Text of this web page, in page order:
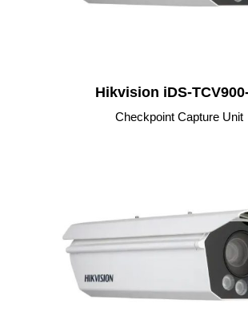
Hikvision iDS-
Checkpoint Capture Unit